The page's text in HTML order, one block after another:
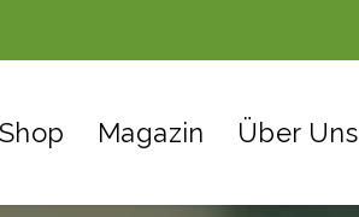
Shop Magazin Über Uns